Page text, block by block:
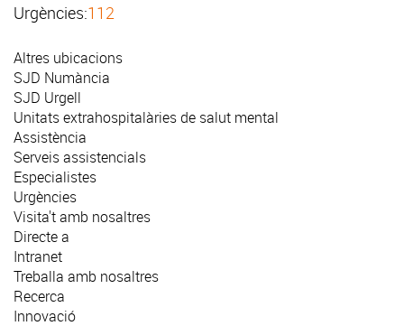
Urgències:112
Altres ubicacions
SJD Numància
SJD Urgell
Unitats extrahospitalàries de salut mental
Assistència
Serveis assistencials
Especialistes
Urgències
Visita't amb nosaltres
Directe a
Intranet
Treballa amb nosaltres
Recerca
Innovació